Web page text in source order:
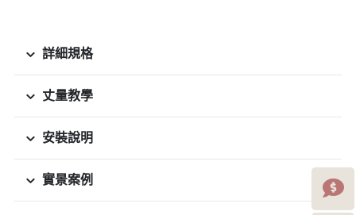
詳細規格
丈量教學
安裝說明
實景案例